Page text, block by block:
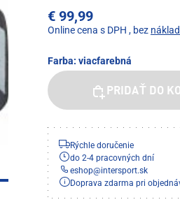
€ 99,99
Online cena s DPH , bez
Farba: viacfarebná
PRIDAŤ DO
Rýchle doručenie
do 2-4 pracovných dní
eshop@intersport.sk
Doprava zdarma pri